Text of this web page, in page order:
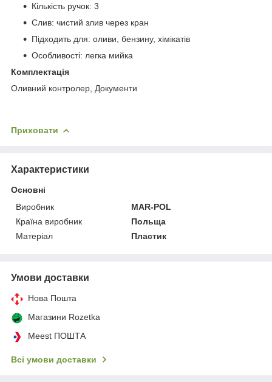
Кількість ручок: 3
Слив: чистий злив через кран
Підходить для: оливи, бензину, хімікатів
Особливості: легка мийка
Комплектація
Оливний контролер, Документи
Приховати
Характеристики
Основні
Виробник
MAR-POL
Країна виробник
Польща
Матеріал
Пластик
Умови доставки
Нова Пошта
Магазини Rozetka
Meest ПОШТА
Всі умови доставки